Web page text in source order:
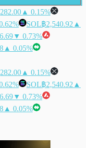
▲ 0.15%
SOL฿2,540.92 ▲
▼ 0.73%
▲ 0.05%
▲ 0.15%
SOL฿2,540.92 ▲
▼ 0.73%
▲ 0.05%